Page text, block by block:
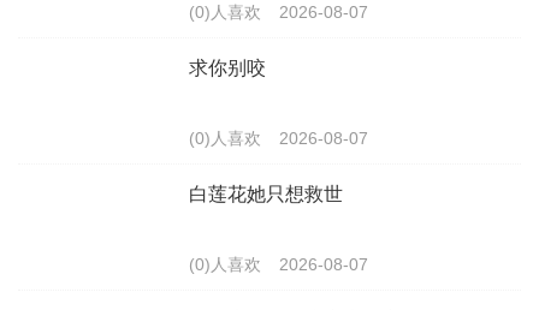
(0)人喜欢 2026-08-07
求你别咬
(0)人喜欢 2026-08-07
白莲花她只想救世
(0)人喜欢 2026-08-07